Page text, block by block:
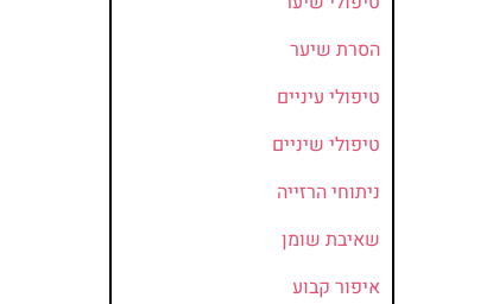
הסרת שיער
טיפולי עיניים
טיפולי שיניים
ניתוחי הרזייה
שאיבת שומן
איפור קבוע